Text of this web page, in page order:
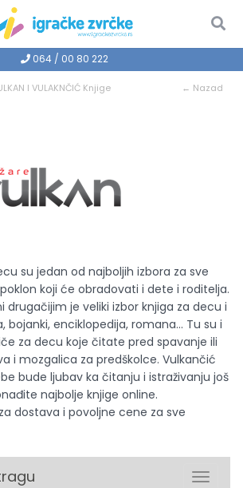
064 / 00 80 222
I VULAKNČIĆ Knjige ← Nazad
su jedan od najboljih izbora za sve
koji će obradovati i dete i roditelja.
drugačijim je veliki izbor knjiga za decu i
bojanki, enciklopedija, romana... Tu su i
za decu koje čitate pred spavanje ili
i mozgalica za predškolce. Vulkančić
bude ljubav ka čitanju i istraživanju još
najbolje knjige online.
dostava i povoljne cene za sve
Toggle